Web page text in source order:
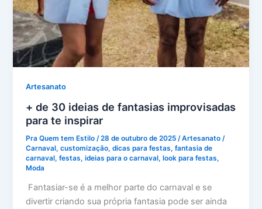
Artesanato
+ de 30 ideias de fantasias improvisadas
para te inspirar
Pra Quem tem Estilo/28 de outubro de 2025/Artesanato /
Carnaval,customização,dicas para festas,fantasia de
carnaval,festas,ideias para o carnaval, look para festas,
Moda
Fantasiar-se é a melhor parte do carnaval e se
divertir criando sua própria fantasia pode ser ainda